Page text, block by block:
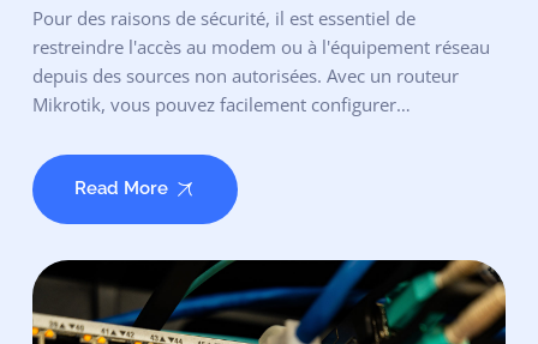
Pour des raisons de sécurité, il est essentiel de
restreindre l'accès au modem ou à l'équipement réseau
depuis des sources non autorisées. Avec un routeur
Mikrotik, vous pouvez facilement configurer…
Read More